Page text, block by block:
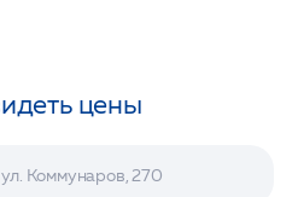
цены
ул. Коммунаров, 270